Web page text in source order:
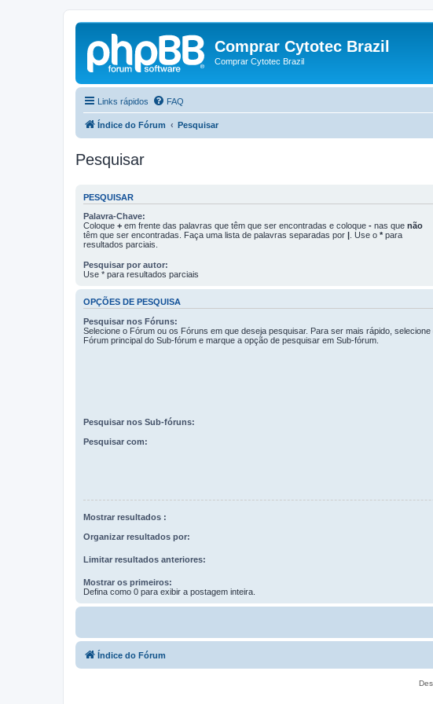
Comprar Cytotec Brazil
Comprar Cytotec Brazil
Links rápidos FAQ
Índice do Fórum Pesquisar
Pesquisar
PESQUISAR
Palavra-Chave:
Coloque + em frente das palavras que têm que ser encontradas e coloque - nas que não
têm que ser encontradas. Faça uma lista de palavras separadas por | . Use o * para
resultados parciais.
Pesquisar por autor:
Use * para resultados parciais
OPÇÕES DE PESQUISA
Pesquisar nos Fóruns:
Selecione o Fórum ou os Fóruns em que deseja pesquisar. Para ser mais rápido, selecione
Fórum principal do Sub-fórum e marque a opção de pesquisar em Sub-fórum.
Pesquisar nos Sub-fóruns:
Pesquisar com:
Mostrar resultados :
Organizar resultados por:
Limitar resultados anteriores:
Mostrar os primeiros:
Defina como 0 para exibir a postagem inteira.
Índice do Fórum